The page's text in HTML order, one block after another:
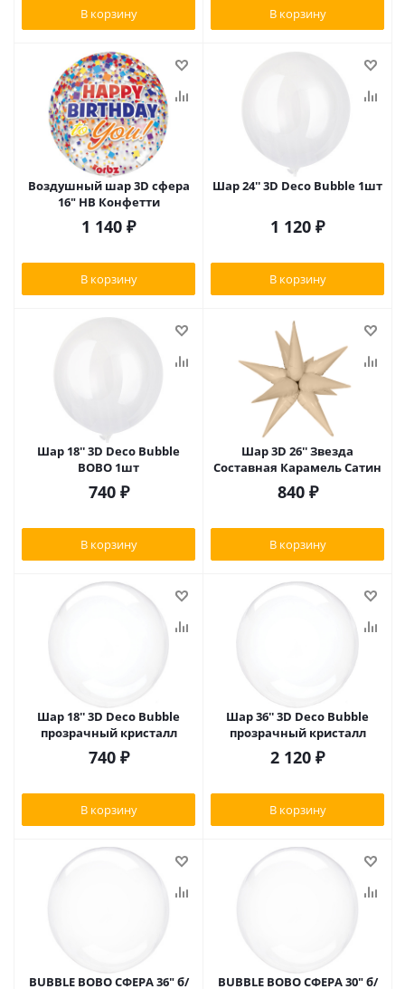
В корзину В корзину
Воздушный шар 3D сфера
16" HB Конфетти
1 140 ₽
В корзину
Шар 24'' 3D Deco Bubble 1шт
1 120 ₽
В корзину
Шар 18'' 3D Deco Bubble
BOBO 1шт
740₽
В корзину
Шар 3D 26'' Звезда
Составная Карамель Сатин
840₽
В корзину
Шар 18'' 3D Deco Bubble
прозрачный кристалл
740₽
В корзину
Шар 36'' 3D Deco Bubble
прозрачный кристалл
2 120 ₽
В корзину
BUBBLE BOBO СФЕРА 36" б/ BUBBLE BOBO СФЕРА 30" б/